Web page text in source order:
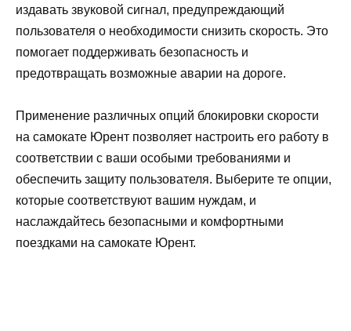
издавать звуковой сигнал, предупреждающий
пользователя о необходимости снизить скорость. Это
помогает поддерживать безопасность и
предотвращать возможные аварии на дороге.
Применение различных опций блокировки скорости
на самокате Юрент позволяет настроить его работу в
соответствии с ваши особыми требованиями и
обеспечить защиту пользователя. Выберите те опции,
которые соответствуют вашим нуждам, и
наслаждайтесь безопасными и комфортными
поездками на самокате Юрент.